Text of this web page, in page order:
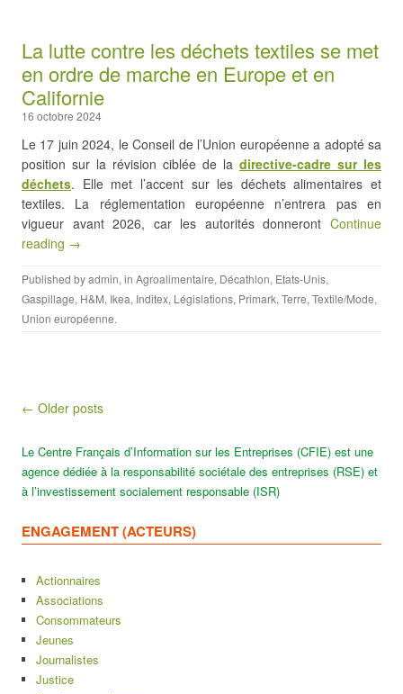
La lutte contre les déchets textiles se met
en ordre de marche en Europe et en
Californie
16 octobre 2024
Le 17 juin 2024, le Conseil de l’Union européenne a adopté sa
position sur la révision ciblée de la directive-cadre sur les
déchets. Elle met l’accent sur les déchets alimentaires et
textiles. La réglementation européenne n’entrera pas en
vigueur avant 2026, car les autorités donneront Continue
reading →
Published byadmin, in Agroalimentaire, Décathlon, Etats-Unis,
Gaspillage, H&M, Ikea, Inditex, Législations, Primark, Terre, Textile/Mode,
Union européenne.
Post navigation
← Older posts
Le Centre Français d’Information sur les Entreprises (CFIE) est une
agence dédiée à la responsabilité sociétale des entreprises (RSE) et
à l’investissement socialement responsable (ISR)
ENGAGEMENT (ACTEURS)
Actionnaires
Associations
Consommateurs
Jeunes
Journalistes
Justice